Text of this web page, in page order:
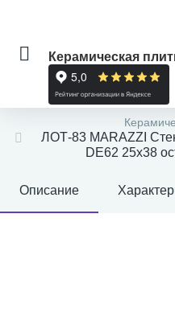
Керамическая
ЛОТ-83 MARAZZI
DE62 25x38
Описание